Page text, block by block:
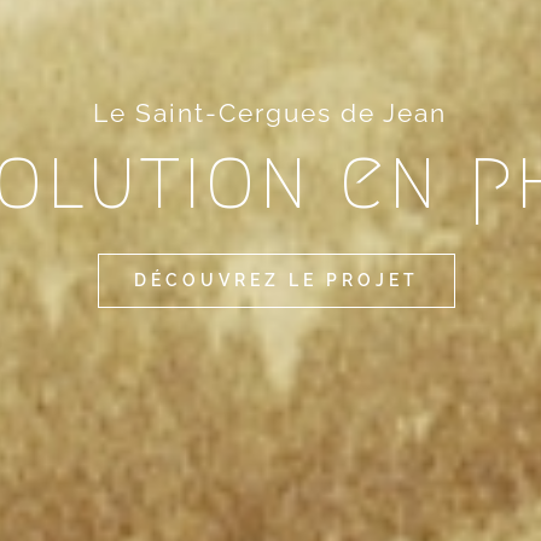
Le Saint-Cergues de Jean
en
DÉCOUVREZ LE PROJET